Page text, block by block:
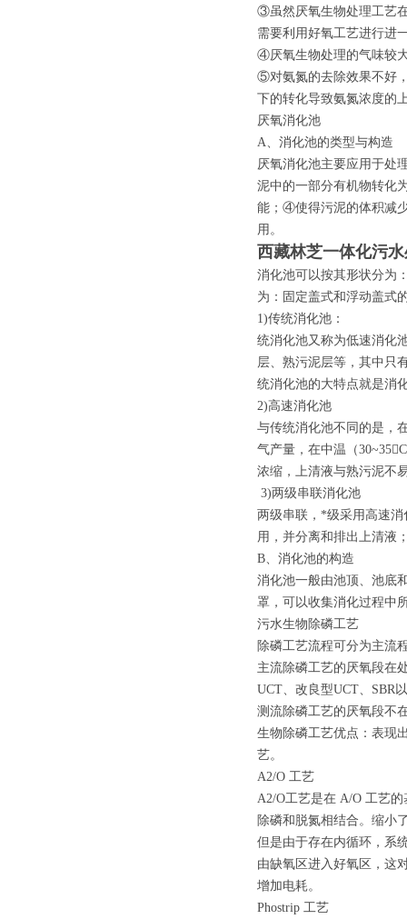
③虽然厌氧生物处理工艺
需要利用好氧工艺进行进
④厌氧生物处理的气味较
⑤对氨氮的去除效果不好
下的转化导致氨氮浓度的
厌氧消化池
A、消化池的类型与构造
厌氧消化池主要应用于处
泥中的一部分有机物转化
能；④使得污泥的体积减
用。
西藏林芝一体化污
消化池可以按其形状分为
为：固定盖式和浮动盖式
1)传统消化池：
统消化池又称为低速消化
层、熟污泥层等，其中只
统消化池的大特点就是消
2)高速消化池
与传统消化池不同的是，
气产量，在中温（
浓缩，上清液与熟污泥不
3)两级串联消化池
两级串联，*级采用高速
用，并分离和排出上清液
B、消化池的构造
消化池一般由池顶、池底
罩，可以收集消化过程中
污水生物除磷工艺
除磷工艺流程可分为主流
主流除磷工艺的厌氧段在
UCT、改良型UCT、SBR
测流除磷工艺的厌氧段不
生物除磷工艺优点：表现
艺。
A2/O 工艺
A2/O工艺是在 A/O 工艺
除磷和脱氮相结合。缩小
但是由于存在内循环，系
由缺氧区进入好氧区，这
增加电耗。
Phostrip 工艺